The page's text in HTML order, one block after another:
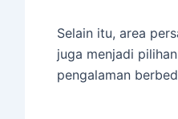
Selain itu, area
juga menjadi
pengalaman